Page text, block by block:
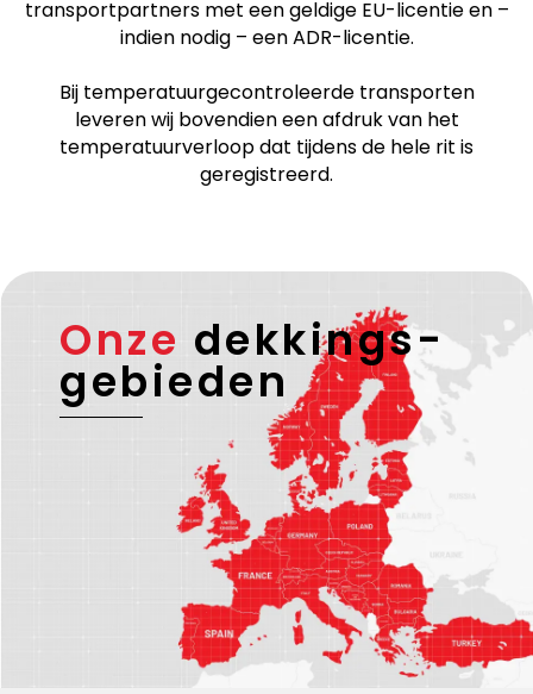
transportpartners met een geldige EU-licentie en –
indien nodig – een ADR-licentie.
Bij temperatuurgecontroleerde transporten
leveren wij bovendien een afdruk van het
temperatuurverloop dat tijdens de hele rit is
geregistreerd.
Onze dekkings-
gebieden